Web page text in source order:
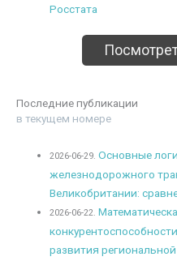
Росстата
Последние публикации
в текущем номере
2026-06-29. Основные
железнодорожного
Великобритании:
2026-06-22.
развития